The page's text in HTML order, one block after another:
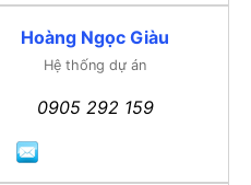
Hoàng Ngọc Giàu
Hệ thống dự án
0905 292 159